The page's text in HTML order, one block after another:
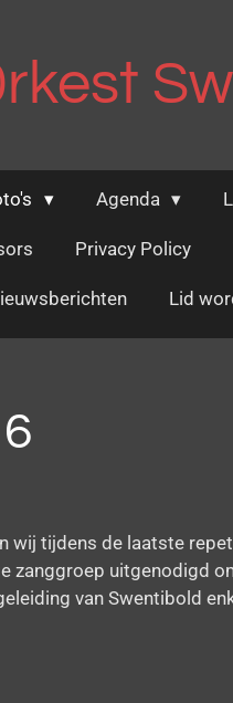
Agenda
Privacy Policy
Lid
wij tijdens de laatste
zanggroep uitgenodigd
van Swentibold